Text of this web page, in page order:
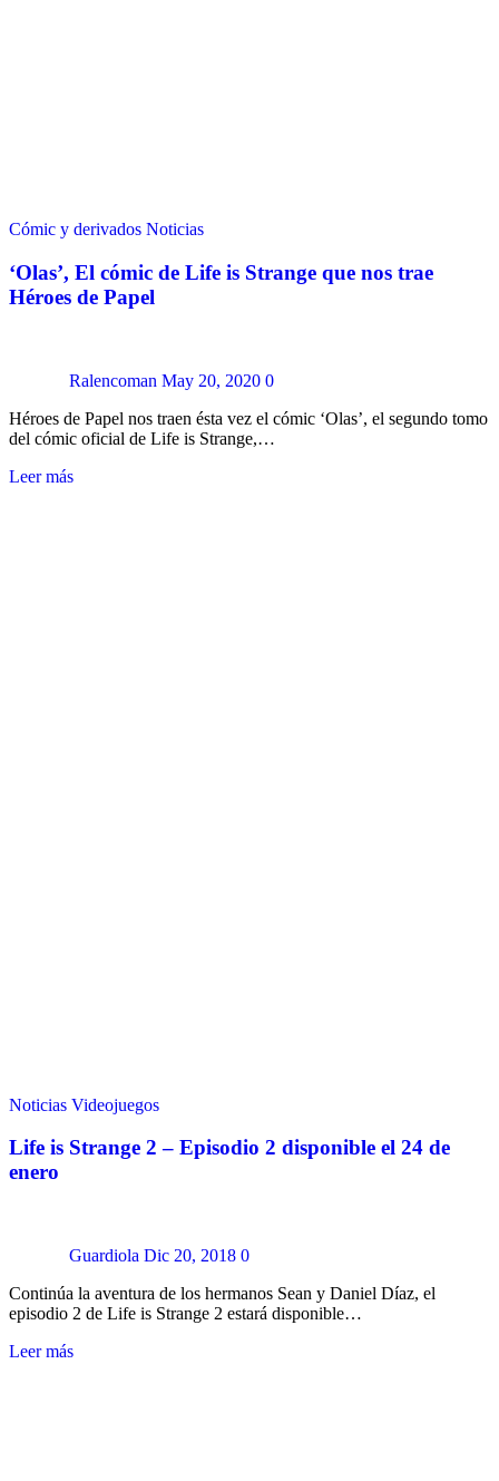
Cómic y derivados Noticias
‘Olas’, El cómic de Life is Strange que nos trae
Héroes de Papel
Ralencoman May 20, 2020 0
Héroes de Papel nos traen ésta vez el cómic ‘Olas’, el segundo tomo
del cómic oficial de Life is Strange,…
Leer más
Noticias Videojuegos
Life is Strange 2 – Episodio 2 disponible el 24 de
enero
Guardiola Dic 20, 2018 0
Continúa la aventura de los hermanos Sean y Daniel Díaz, el
episodio 2 de Life is Strange 2 estará disponible…
Leer más